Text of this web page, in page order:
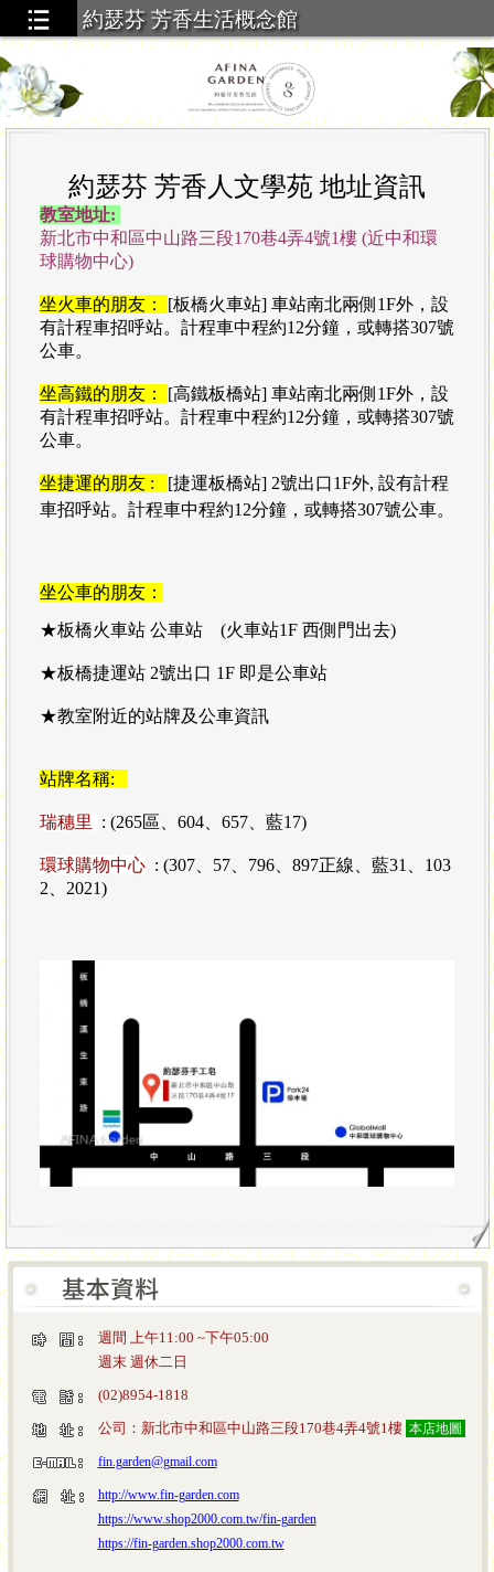
約瑟芬 芳香生活概念館
約瑟芬 芳香人文學苑 地址資訊
教室地址:
新北市中和區中山路三段170巷4弄4號1樓 (近中和環
球購物中心)
坐火車的朋友： [板橋火車站] 車站南北兩側1F外，設
有計程車招呼站。計程車中程約12分鐘，或轉搭307號
公車。
坐高鐵的朋友： [高鐵板橋站] 車站南北兩側1F外，設
有計程車招呼站。計程車中程約12分鐘，或轉搭307號
公車。
坐捷運的朋友 : [捷運板橋站] 2號出口1F外, 設有計程
車招呼站。計程車中程約12分鐘，或轉搭307號公車。
坐公車的朋友：
★板橋火車站 公車站 (火車站1F 西側門出去)
★板橋捷運站2號出口 1F 即是公車站
★教室附近的站牌及公車資訊
站牌名稱:
瑞穗里 : (265區、604、657、藍17)
環球購物中心: (307、57、796、897正線、藍31、103
2、2021)
週間 上午11:00 ~下午05:00
週末 週休二日
(02)8954-1818
公司：新北市中和區中山路三段170巷4弄4號1樓 本店地圖
fin.garden@gmail.com
http://www.fin-garden.com
https://www.shop2000.com.tw/fin-garden
https://fin-garden.shop2000.com.tw